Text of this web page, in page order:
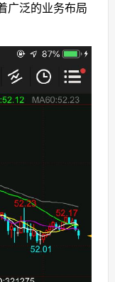
广泛的业务布局